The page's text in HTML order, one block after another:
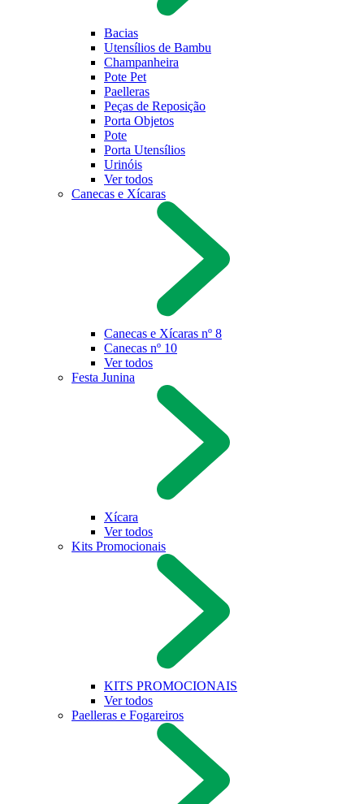
Bacias
Utensílios de Bambu
Champanheira
Pote Pet
Paelleras
Peças de Reposição
Porta Objetos
Pote
Porta Utensílios
Urinóis
Ver todos
Canecas e Xícaras
Canecas e Xícaras nº 8
Canecas nº 10
Ver todos
Festa Junina
Xícara
Ver todos
Kits Promocionais
KITS PROMOCIONAIS
Ver todos
Paelleras e Fogareiros